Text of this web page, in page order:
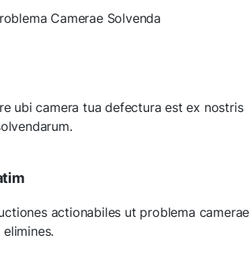
Camerae Solvenda
ubi camera tua defectura est ex nostris
actionabiles ut problema camerae